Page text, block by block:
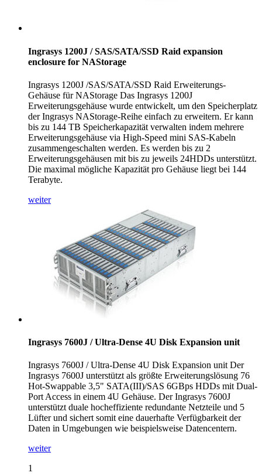
Ingrasys 1200J / SAS/SATA/SSD Raid expansion
enclosure for NAStorage
Ingrasys 1200J /SAS/SATA/SSD Raid Erweiterungs-
Gehäuse für NAStorage Das Ingrasys 1200J
Erweiterungsgehäuse wurde entwickelt, um den Speicherplatz
der Ingrasys NAStorage-Reihe einfach zu erweitern. Er kann
bis zu 144 TB Speicherkapazität verwalten indem mehrere
Erweiterungsgehäuse via High-Speed mini SAS-Kabeln
zusammengeschalten werden. Es werden bis zu 2
Erweiterungsgehäusen mit bis zu jeweils 24HDDs unterstützt.
Die maximal mögliche Kapazität pro Gehäuse liegt bei 144
Terabyte.
weiter
Ingrasys 7600J / Ultra-Dense 4U Disk Expansion unit
Ingrasys 7600J / Ultra-Dense 4U Disk Expansion unit Der
Ingrasys 7600J unterstützt als größte Erweiterungslösung 76
Hot-Swappable 3,5" SATA(III)/SAS 6GBps HDDs mit Dual-
Port Access in einem 4U Gehäuse. Der Ingrasys 7600J
unterstützt duale hocheffiziente redundante Netzteile und 5
Lüfter und sichert somit eine dauerhafte Verfügbarkeit der
Daten in Umgebungen wie beispielsweise Datencentern.
weiter
1